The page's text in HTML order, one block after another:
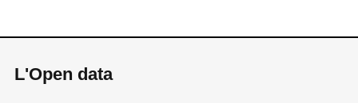
L'Open data